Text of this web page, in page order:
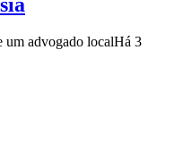
um advogado localHá 3